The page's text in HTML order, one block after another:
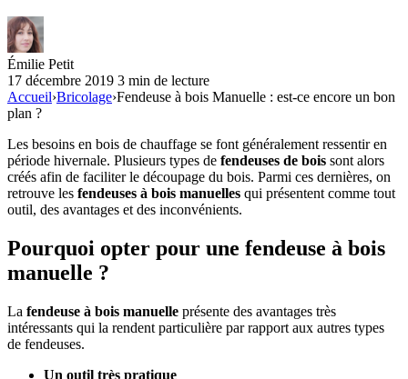
Émilie Petit
17 décembre 2019 3 min de lecture
Accueil›Bricolage›Fendeuse à bois Manuelle : est-ce encore un bon
plan ?
Les besoins en bois de chauffage se font généralement ressentir en
période hivernale. Plusieurs types de fendeuses de bois sont alors
créés afin de faciliter le découpage du bois. Parmi ces dernières, on
retrouve les fendeuses à bois manuelles qui présentent comme tout
outil, des avantages et des inconvénients.
Pourquoi opter pour une fendeuse à bois
manuelle ?
La fendeuse à bois manuelle présente des avantages très
intéressants qui la rendent particulière par rapport aux autres types
de fendeuses.
Un outil très pratique